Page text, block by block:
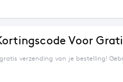
Voor
verzending van je bestelling!